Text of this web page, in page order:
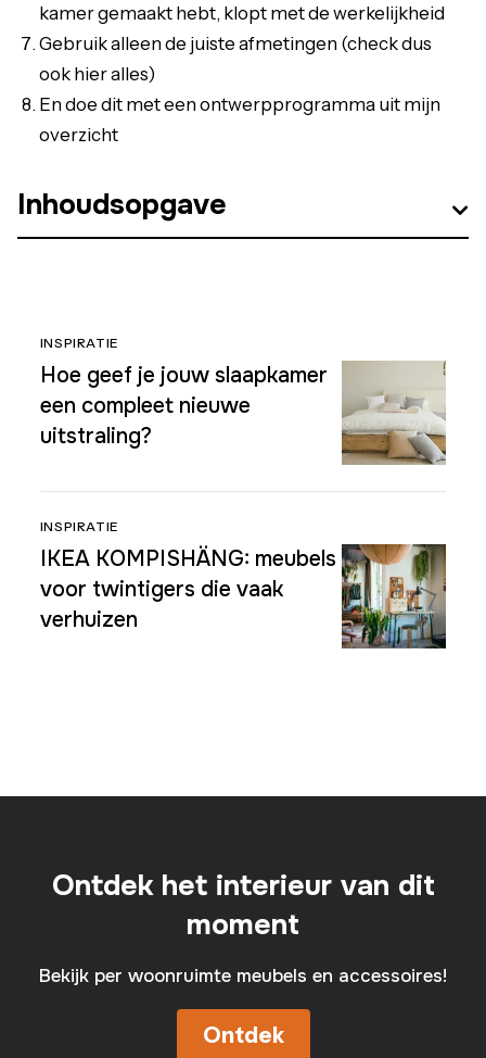
kamer gemaakt hebt, klopt met de werkelijkheid
Gebruik alleen de juiste afmetingen (check dus
ook hier alles)
En doe dit met een ontwerpprogramma uit mijn
overzicht
Inhoudsopgave
INSPIRATIE
Hoe geef je jouw slaapkamer
een compleet nieuwe
uitstraling?
INSPIRATIE
IKEA KOMPISHÄNG: meubels
voor twintigers die vaak
verhuizen
Ontdek het interieur van dit
moment
Bekijk per woonruimte meubels en accessoires!
Ontdek